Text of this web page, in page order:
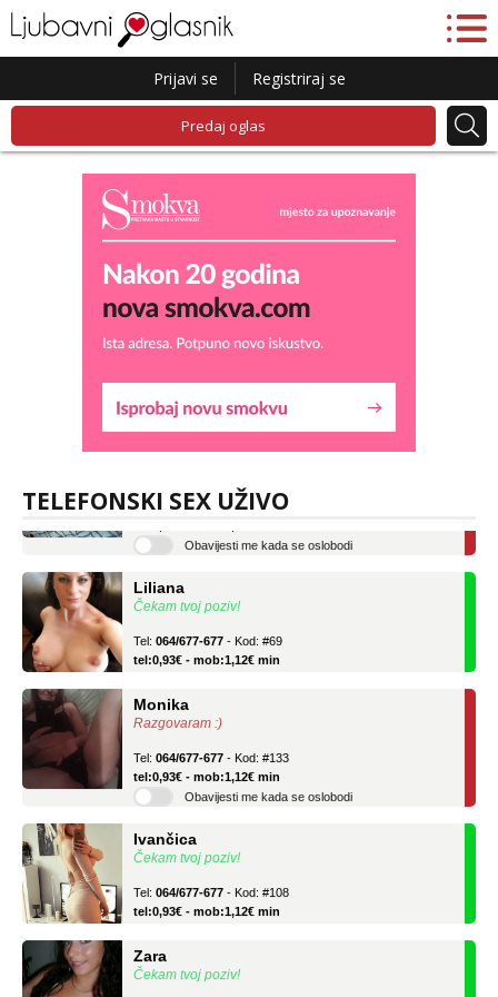
Prijavi se Registriraj se
Predaj oglas
TELEFONSKI SEX UŽIVO
Tel:064/677-677 - Kod: #136
tel:0,93€ - mob:1,12€ min
Obavijesti me kada se oslobodi
Čekam tvoj poziv!
tel:0,93€ - mob:1,12€ min
Razgovaram :)
tel:0,93€ - mob:1,12€ min
Obavijesti me kada se oslobodi
Čekam tvoj poziv!
tel:0,93€ - mob:1,12€ min
Čekam tvoj poziv!